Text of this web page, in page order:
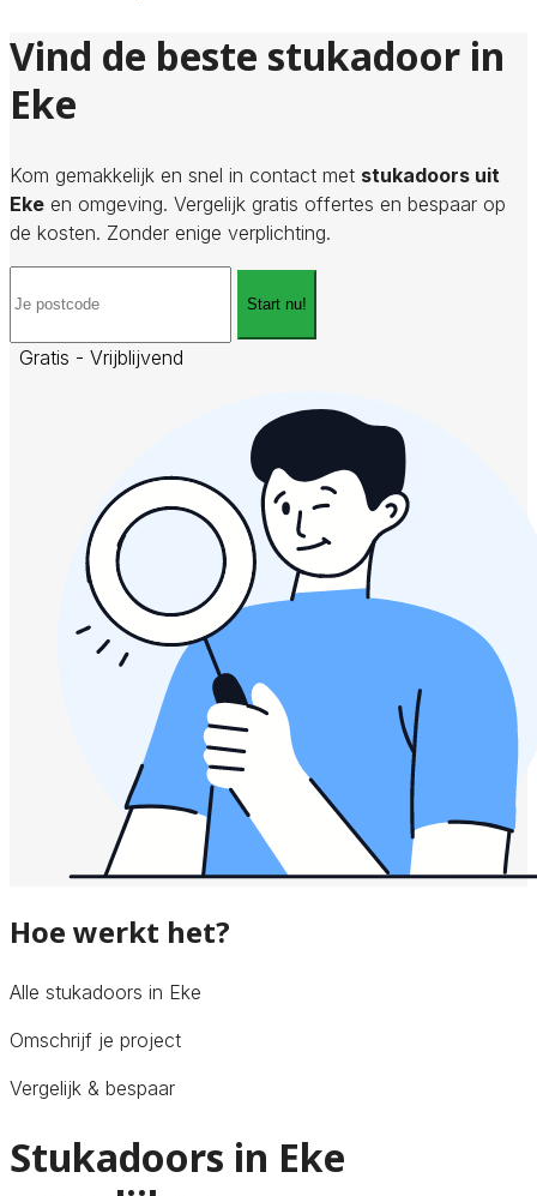
Vind de beste stukadoor in
Eke
Kom gemakkelijk en snel in contact met stukadoors uit
Eke en omgeving. Vergelijk gratis offertes en bespaar op
de kosten. Zonder enige verplichting.
Start nu!
Gratis - Vrijblijvend
Hoe werkt het?
Alle stukadoors in Eke
Omschrijf je project
Vergelijk & bespaar
Stukadoors in Eke